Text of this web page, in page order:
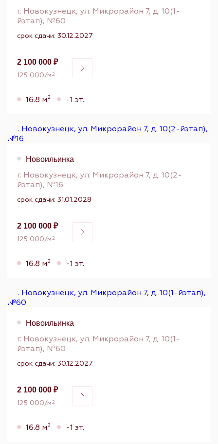
г. Новокузнецк, ул. Микрорайон 7, д. 10(1-
йэтап), №60
срок сдачи: 30.12.2027
2 100 000 ₽
125 000/м2
16.8 м2 -1 эт.
Новоильинка
г. Новокузнецк, ул. Микрорайон 7, д. 10(2-
йэтап), №16
срок сдачи: 31.01.2028
2 100 000 ₽
125 000/м2
16.8 м2 -1 эт.
Новоильинка
г. Новокузнецк, ул. Микрорайон 7, д. 10(1-
йэтап), №60
срок сдачи: 30.12.2027
2 100 000 ₽
125 000/м2
16.8 м2 -1 эт.